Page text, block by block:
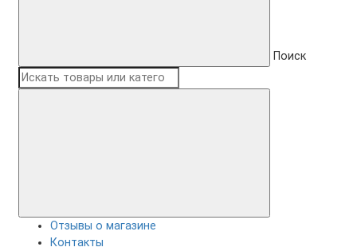
Поиск
Отзывы о магазине
Контакты